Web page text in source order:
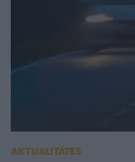
AKTUALITĀTES